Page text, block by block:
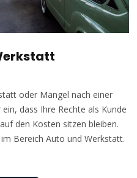
oder Mängel nach einer
dass Ihre Rechte als Kunde
den Kosten sitzen bleiben.
Bereich Auto und Werkstatt.